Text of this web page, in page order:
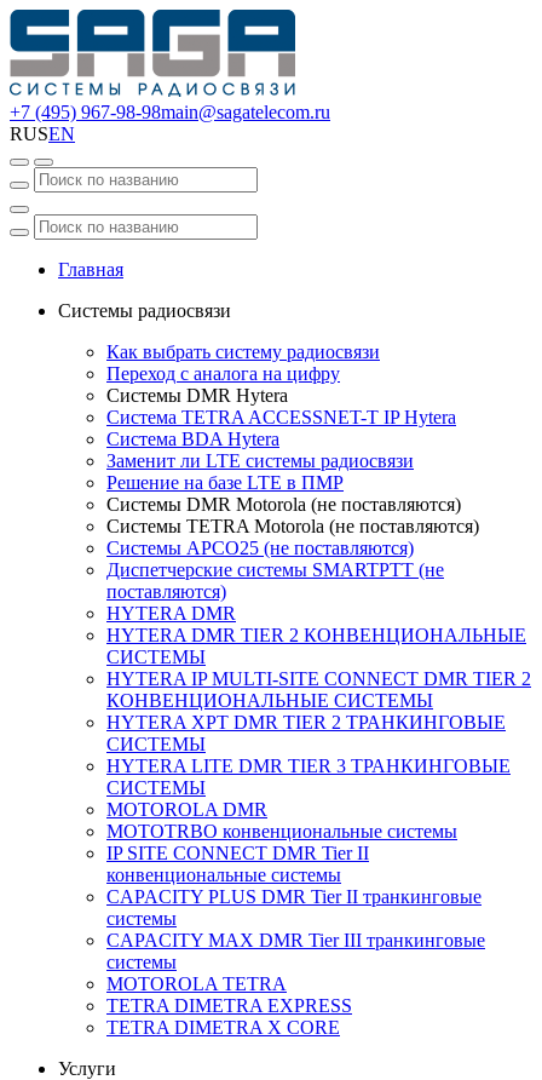
+7 (495) 967-98-98main@sagatelecom.ru
RUSEN
Главная
Системы радиосвязи
Как выбрать систему радиосвязи
Переход с аналога на цифру
Системы DMR Hytera
Система TETRA ACCESSNET-T IP Hytera
Система BDA Hytera
Заменит ли LTE системы радиосвязи
Решение на базе LTE в ПМР
Системы DMR Motorola (не поставляются)
Системы TETRA Motorola (не поставляются)
Системы APCO25 (не поставляются)
Диспетчерские системы SMARTPTT (не
поставляются)
HYTERA DMR
HYTERA DMR TIER 2 КОНВЕНЦИОНАЛЬНЫЕ
СИСТЕМЫ
HYTERA IP MULTI-SITE CONNECT DMR TIER 2
КОНВЕНЦИОНАЛЬНЫЕ СИСТЕМЫ
HYTERA XPT DMR TIER 2 ТРАНКИНГОВЫЕ
СИСТЕМЫ
HYTERA LITE DMR TIER 3 ТРАНКИНГОВЫЕ
СИСТЕМЫ
MOTOROLA DMR
MOTOTRBO конвенциональные системы
IP SITE CONNECT DMR Tier II
конвенциональные системы
CAPACITY PLUS DMR Tier II транкинговые
системы
CAPACITY MAX DMR Tier III транкинговые
системы
MOTOROLA TETRA
TETRA DIMETRA EXPRESS
TETRA DIMETRA X CORE
Услуги